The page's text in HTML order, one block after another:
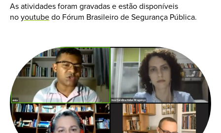
As atividades foram gravadas e estão disponíveis
noyoutubedo Fórum Brasileiro de Segurança Pública.